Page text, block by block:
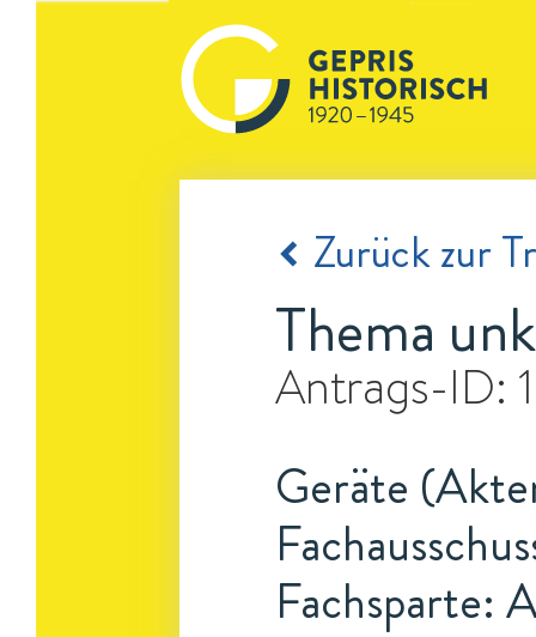
Zurück zur
Thema
Antrags-ID:
Geräte
Fachsparte: